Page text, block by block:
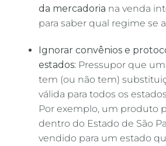
da mercadoria na venda
para saber qual regime se
Ignorar convênios e
estados: Pressupor que
tem (ou não tem)
válida para todos os
Por exemplo, um produto
dentro do Estado de São
vendido para um estado